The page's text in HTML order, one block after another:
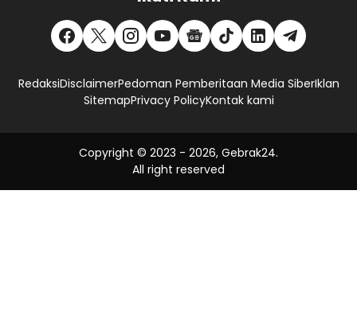
RedaksiDisclaimerPedoman Pemberitaan Media SiberIklan
SitemapPrivacy PolicyKontak kami
Copyright © 2023 - 2026, Gebrak24.
All right reserved